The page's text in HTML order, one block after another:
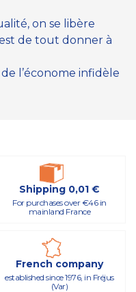
on se libère
de tout donner à
l’économe infidèle
Shipping 0,01 €
For purchases over €46 in
mainland France
French company
established since 1976, in Fréjus
(Var)